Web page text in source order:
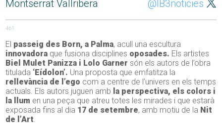
Montserrat Vallribera @IB3noticies
461
El passeig des Born, a Palma, acull una escultura
innovadora que fusiona disciplines oposades. Els artistes
Biel Mulet Panizza i Lolo Garner són els autors de l’obra
titulada ‘Eídolon’. Una proposta que emfatitza la
rellevància de l’ego com a centre de l’univers en els temps
actuals. Els autors juguen amb la perspectiva, els colors i
la llum en una peça que atreu totes les mirades i que estarà
exposada fins al dia 17 de setembre, amb motiu de la Nit
de l’Art.